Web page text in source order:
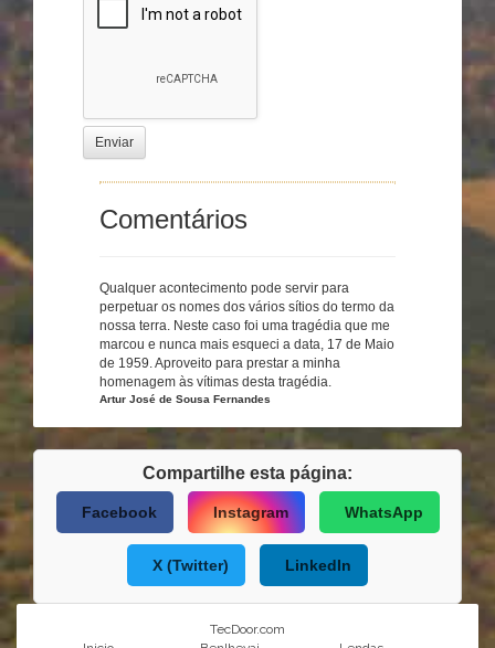
Enviar
Comentários
Qualquer acontecimento pode servir para
perpetuar os nomes dos vários sítios do termo da
nossa terra. Neste caso foi uma tragédia que me
marcou e nunca mais esqueci a data, 17 de Maio
de 1959. Aproveito para prestar a minha
homenagem às vítimas desta tragédia.
Artur José de Sousa Fernandes
Compartilhe esta página:
Facebook Instagram WhatsApp
X (Twitter) LinkedIn
TecDoor.com